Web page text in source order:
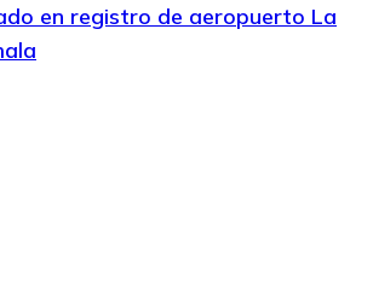
en registro de aeropuerto La